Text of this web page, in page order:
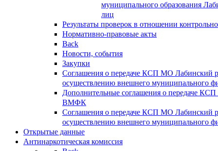
муниципального образования
лиц
Результаты проверок в отношении
Нормативно-правовые акты
Back
Новости, события
Закупки
Соглашения о передаче КСП МО Лабинский
осуществлению внешнего муниципального
Дополнительные соглашения о передаче
ВМФК
Соглашения о передаче КСП МО Лабинский
осуществлению внешнего муниципального
Открытые данные
Антинаркотическая комиссия